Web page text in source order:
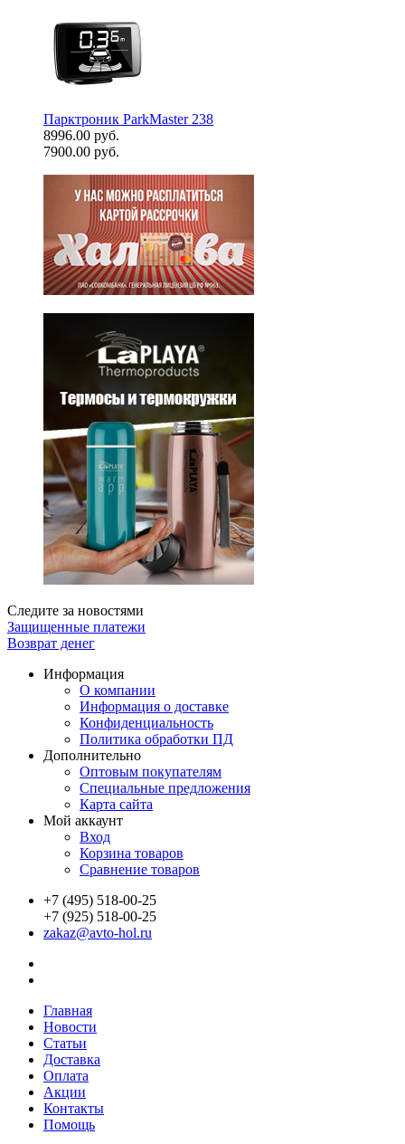
Парктроник ParkMaster 238
8996.00 руб.
7900.00 руб.
Следите за новостями
Защищенные платежи
Возврат денег
Информация
О компании
Информация о доставке
Конфиденциальность
Политика обработки ПД
Дополнительно
Оптовым покупателям
Специальные предложения
Карта сайта
Мой аккаунт
Вход
Корзина товаров
Сравнение товаров
+7 (495) 518-00-25
+7 (925) 518-00-25
zakaz@avto-hol.ru
Главная
Новости
Статьи
Доставка
Оплата
Акции
Контакты
Помощь